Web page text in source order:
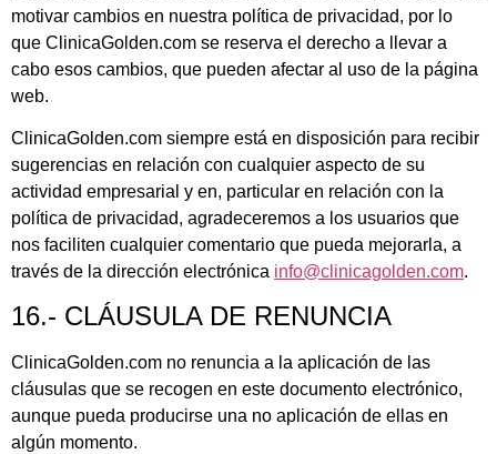
motivar cambios en nuestra política de privacidad, por lo
que ClinicaGolden.com se reserva el derecho a llevar a
cabo esos cambios, que pueden afectar al uso de la página
web.
ClinicaGolden.com siempre está en disposición para recibir
sugerencias en relación con cualquier aspecto de su
actividad empresarial y en, particular en relación con la
política de privacidad, agradeceremos a los usuarios que
nos faciliten cualquier comentario que pueda mejorarla, a
través de la dirección electrónica info@clinicagolden.com.
16.- CLÁUSULA DE RENUNCIA
ClinicaGolden.com no renuncia a la aplicación de las
cláusulas que se recogen en este documento electrónico,
aunque pueda producirse una no aplicación de ellas en
algún momento.